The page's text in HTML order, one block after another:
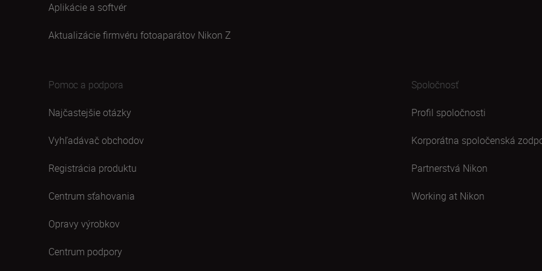
Aplikácie a softvér
Aktualizácie firmvéru fotoaparátov Nikon Z
Pomoc a podpora
Najčastejšie otázky
Vyhľadávač obchodov
Registrácia produktu
Centrum sťahovania
Opravy výrobkov
Centrum podpory
Spoločnosť
Profil spoločnosti
Korporátna spoločenská
Partnerstvá Nikon
Working at Nikon